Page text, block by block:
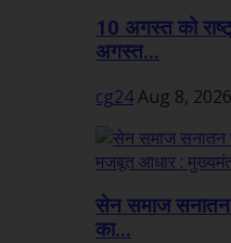
10 अगस्त को
अगस्त...
cg24Aug 8, 2026
सेन समाज सनातन
का...